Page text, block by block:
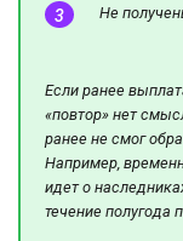
Не
Если ранее
«повтор» нет
ранее не смог
Например,
идет о
течение полугода